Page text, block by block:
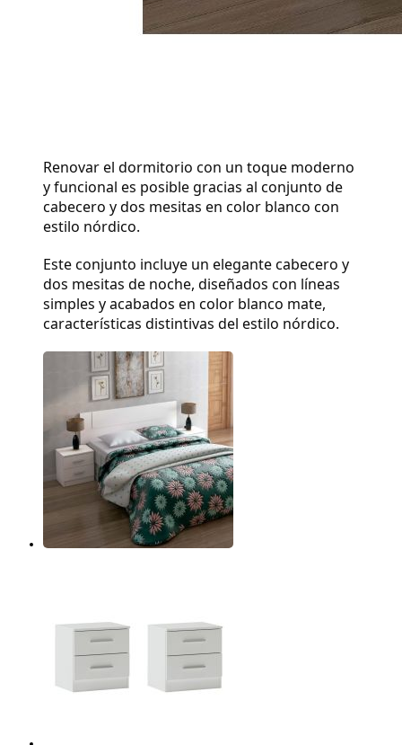
Renovar el dormitorio con un toque moderno
y funcional es posible gracias al conjunto de
cabecero y dos mesitas en color blanco con
estilo nórdico.
Este conjunto incluye un elegante cabecero y
dos mesitas de noche, diseñados con líneas
simples y acabados en color blanco mate,
características distintivas del estilo nórdico.